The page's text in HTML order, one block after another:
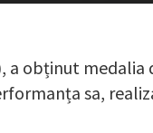
a obținut medalia
sa,